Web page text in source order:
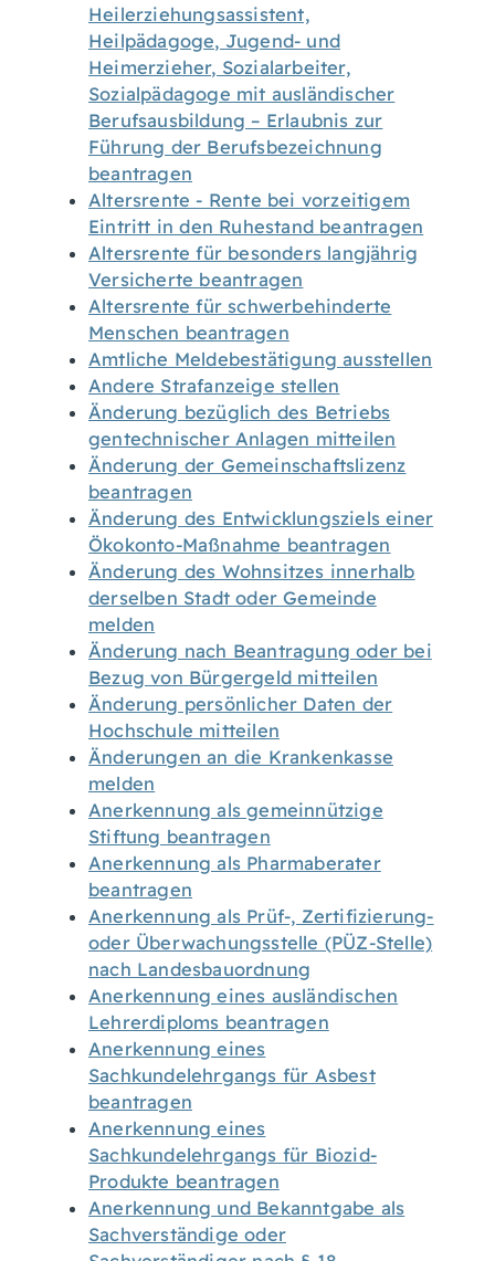
Heilerziehungsassistent,
Heilpädagoge, Jugend- und
Heimerzieher, Sozialarbeiter,
Sozialpädagoge mit ausländischer
Berufsausbildung – Erlaubnis zur
Führung der Berufsbezeichnung
beantragen
Altersrente - Rente bei vorzeitigem
Eintritt in den Ruhestand beantragen
Altersrente für besonders langjährig
Versicherte beantragen
Altersrente für schwerbehinderte
Menschen beantragen
Amtliche Meldebestätigung ausstellen
Andere Strafanzeige stellen
Änderung bezüglich des Betriebs
gentechnischer Anlagen mitteilen
Änderung der Gemeinschaftslizenz
beantragen
Änderung des Entwicklungsziels einer
Ökokonto-Maßnahme beantragen
Änderung des Wohnsitzes innerhalb
derselben Stadt oder Gemeinde
melden
Änderung nach Beantragung oder bei
Bezug von Bürgergeld mitteilen
Änderung persönlicher Daten der
Hochschule mitteilen
Änderungen an die Krankenkasse
melden
Anerkennung als gemeinnützige
Stiftung beantragen
Anerkennung als Pharmaberater
beantragen
Anerkennung als Prüf-, Zertifizierung-
oder Überwachungsstelle (PÜZ-Stelle)
nach Landesbauordnung
Anerkennung eines ausländischen
Lehrerdiploms beantragen
Anerkennung eines
Sachkundelehrgangs für Asbest
beantragen
Anerkennung eines
Sachkundelehrgangs für Biozid-
Produkte beantragen
Anerkennung und Bekanntgabe als
Sachverständige oder